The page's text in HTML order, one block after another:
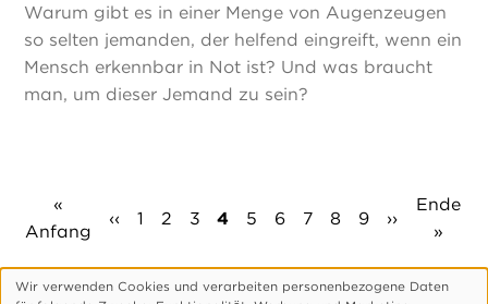
Warum gibt es in einer Menge von Augenzeugen
so selten jemanden, der helfend eingreift, wenn ein
Mensch erkennbar in Not ist? Und was braucht
man, um dieser Jemand zu sein?
Erste
Seite
«
Anfang
Vorherige
‹‹ Seite
1 Seite
2 Seite
3
Aktuelle
4 Seite
5 Seite
6 Seite
7 Seite
8 Seite
9
Nächste
››
Letzte
Seite
Ende
»
Verwendung
Wir verwenden Cookies und verarbeiten personenbezogene Daten